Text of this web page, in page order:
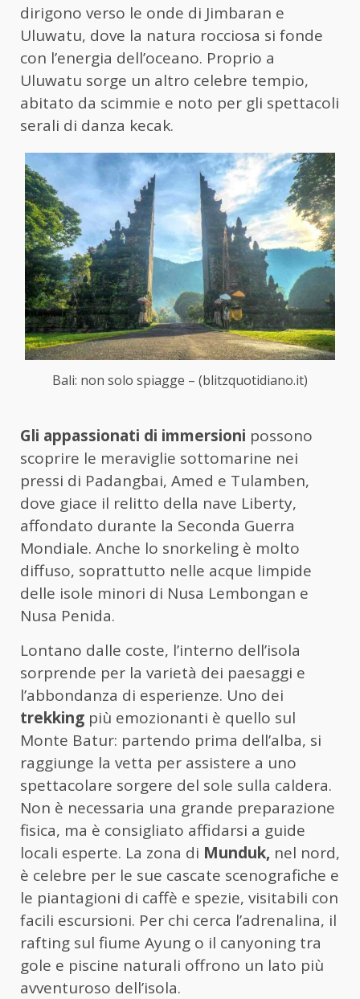
dirigono verso le onde di Jimbaran e
Uluwatu, dove la natura rocciosa si fonde
con l’energia dell’oceano. Proprio a
Uluwatu sorge un altro celebre tempio,
abitato da scimmie e noto per gli spettacoli
serali di danza kecak.
Bali: non solo spiagge – (blitzquotidiano.it)
Gli appassionati di immersioni possono
scoprire le meraviglie sottomarine nei
pressi di Padangbai, Amed e Tulamben,
dove giace il relitto della nave Liberty,
affondato durante la Seconda Guerra
Mondiale. Anche lo snorkeling è molto
diffuso, soprattutto nelle acque limpide
delle isole minori di Nusa Lembongan e
Nusa Penida.
Lontano dalle coste, l’interno dell’isola
sorprende per la varietà dei paesaggi e
l’abbondanza di esperienze. Uno dei
trekking più emozionanti è quello sul
Monte Batur: partendo prima dell’alba, si
raggiunge la vetta per assistere a uno
spettacolare sorgere del sole sulla caldera.
Non è necessaria una grande preparazione
fisica, ma è consigliato affidarsi a guide
locali esperte. La zona di Munduk, nel nord,
è celebre per le sue cascate scenografiche e
le piantagioni di caffè e spezie, visitabili con
facili escursioni. Per chi cerca l’adrenalina, il
rafting sul fiume Ayung o il canyoning tra
gole e piscine naturali offrono un lato più
avventuroso dell’isola.